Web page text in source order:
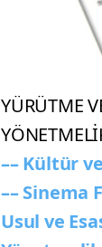
YÜRÜTME
–– Kültür
–– Sinema
Usul ve